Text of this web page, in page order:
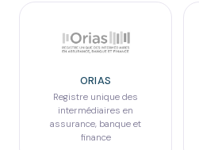
ORIAS
Registre unique des
intermédiaires en
assurance, banque et
finance